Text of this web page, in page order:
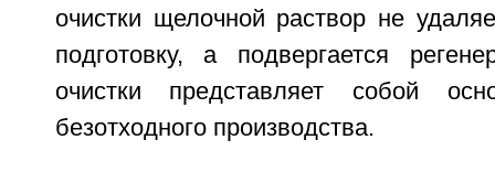
очистки щелочной раствор не
подготовку, а подвергается
очистки представляет собой
безотходного производства.